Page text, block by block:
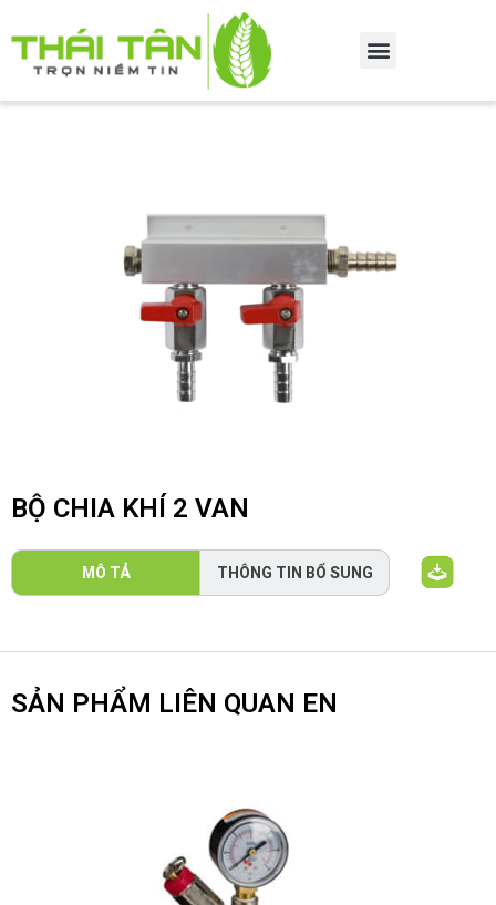
BỘ CHIA KHÍ 2 VAN
MÔ TẢ THÔNG TIN BỔ SUNG
SẢN PHẨM LIÊN QUAN EN